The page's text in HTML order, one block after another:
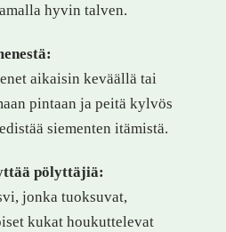
hyvin talven.
aikaisin keväällä tai
pintaan ja peitä kylvös
siementen itämistä.
pölyttäjiä:
jonka tuoksuvat,
kukat houkuttelevat